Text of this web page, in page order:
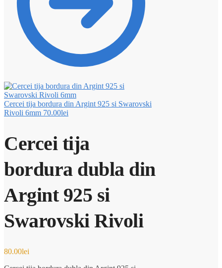
Cercei tija bordura din Argint 925 si Swarovski
Rivoli 6mm 70.00lei
Cercei tija
bordura dubla din
Argint 925 si
Swarovski Rivoli
80.00lei